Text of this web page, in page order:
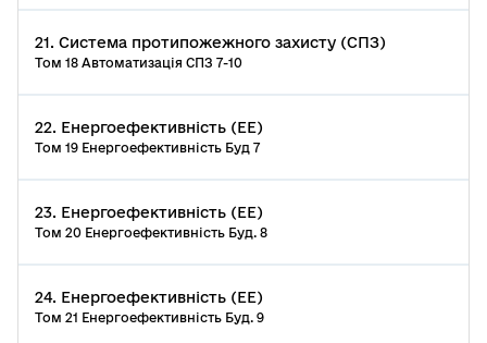
21. Система протипожежного захисту (СПЗ)
Том 18 Автоматизація СПЗ 7-10
22. Енергоефективність (ЕЕ)
Том 19 Енергоефективність Буд 7
23. Енергоефективність (ЕЕ)
Том 20 Енергоефективність Буд. 8
24. Енергоефективність (ЕЕ)
Том 21 Енергоефективність Буд. 9